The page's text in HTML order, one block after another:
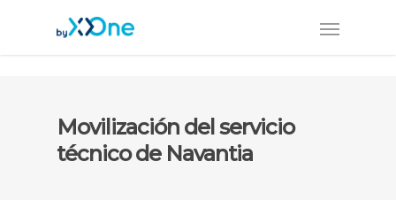
Movilización del servicio
técnico de Navantia